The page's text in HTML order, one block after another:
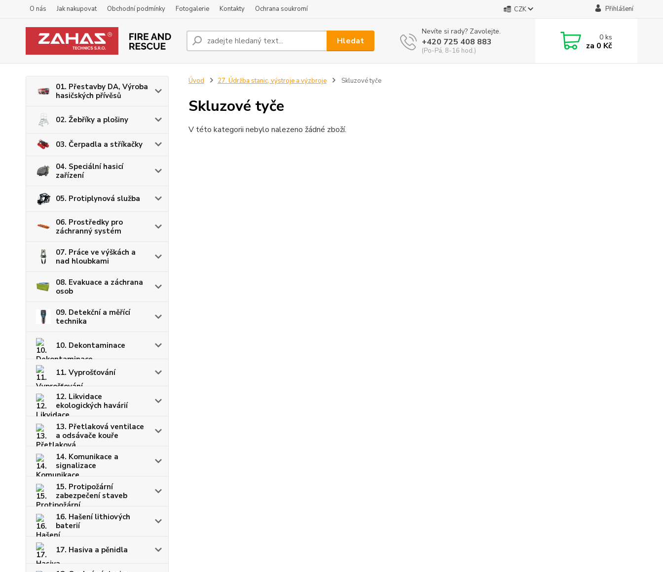
O nás Jak nakupovat Obchodní podmínky Fotogalerie Kontakty Ochrana soukromí CZK Přihlášení
Hledat
Nevíte si rady? Zavolejte.
+420 725 408 883
(Po-Pá, 8-16 hod.)
0ks
za 0 Kč
01. Přestavby DA, Výroba
hasičských přívěsů
02. Žebříky a plošiny
03. Čerpadla a stříkačky
04. Speciální hasicí
zařízení
05. Protiplynová služba
06. Prostředky pro
záchranný systém
07. Práce ve výškách a
nad hloubkami
08. Evakuace a záchrana
osob
09. Detekční a měřící
technika
10. Dekontaminace
11. Vyprošťování
12. Likvidace
ekologických havárií
13. Přetlaková ventilace
a odsávače kouře
14. Komunikace a
signalizace
15. Protipožární
zabezpečení staveb
16. Hašení lithiových
baterií
17. Hasiva a pěnidla
Úvod 27. Údržba stanic, výstroje a výzbroje Skluzové tyče
Skluzové tyče
V této kategorii nebylo nalezeno žádné zboží.